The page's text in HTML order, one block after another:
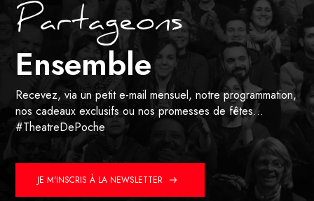
Partageons
Ensemble
Recevez, via un petit e-mail mensuel, notre programmation,
nos cadeaux exclusifs ou nos promesses de fêtes…
#TheatreDePoche
JE M'INSCRIS À LA NEWSLETTER